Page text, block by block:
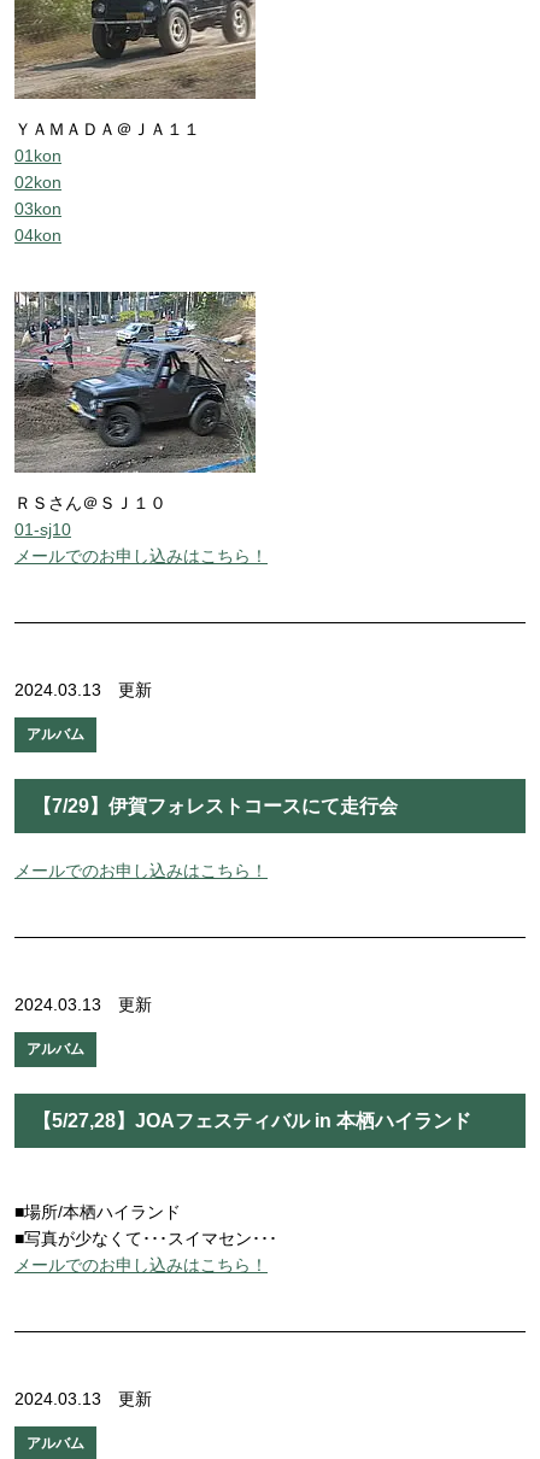
ＹＡＭＡＤＡ＠ＪＡ１１
01kon
02kon
03kon
04kon
ＲＳさん＠ＳＪ１０
01-sj10
メールでのお申し込みはこちら！
2024.03.13 更新
アルバム
【7/29】伊賀フォレストコースにて走行会
メールでのお申し込みはこちら！
2024.03.13 更新
アルバム
【5/27,28】JOAフェスティバル in 本栖ハイランド
■場所/本栖ハイランド
■写真が少なくて･･･スイマセン･･･
メールでのお申し込みはこちら！
2024.03.13 更新
アルバム